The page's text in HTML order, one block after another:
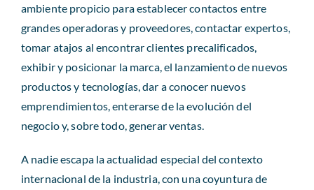
ambiente propicio paraestablecer contactos entre
grandes operadoras y proveedores , contactar expertos,
tomar atajos al encontrar clientes precalificados,
exhibir y posicionar la marca, el lanzamiento de nuevos
productos y tecnologías, dar a conocer nuevos
emprendimientos, enterarse de la evolución del
negocio y, sobre todo, generar ventas.
A nadie escapa la actualidad especial del contexto
internacional de la industria, con una coyuntura de